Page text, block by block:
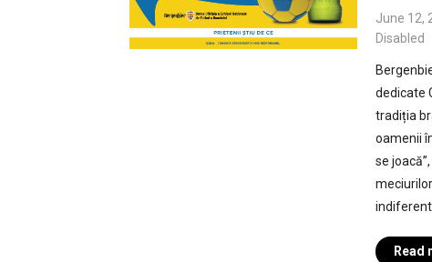
June 12,
Disabled
dedicate
tradiția
oamenii
se
Read